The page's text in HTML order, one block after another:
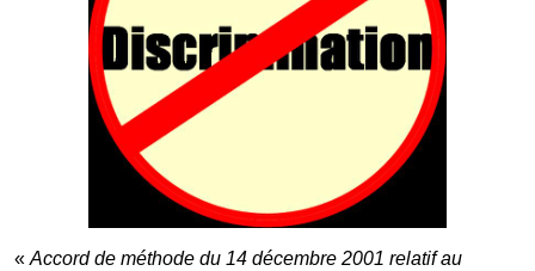
« Accord de méthode du 14 décembre 2001 relatif au